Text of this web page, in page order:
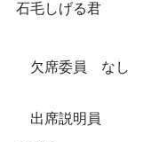
石毛しげる君
欠席委員 なし
出席説明員